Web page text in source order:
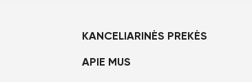
KANCELIARINĖS PREKĖS
APIE MUS